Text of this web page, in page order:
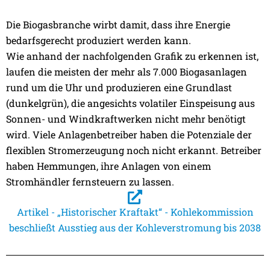
Die Biogasbranche wirbt damit, dass ihre Energie
bedarfsgerecht produziert werden kann.
Wie anhand der nachfolgenden Grafik zu erkennen ist,
laufen die meisten der mehr als 7.000 Biogasanlagen
rund um die Uhr und produzieren eine Grundlast
(dunkelgrün), die angesichts volatiler Einspeisung aus
Sonnen- und Windkraftwerken nicht mehr benötigt
wird. Viele Anlagenbetreiber haben die Potenziale der
flexiblen Stromerzeugung noch nicht erkannt. Betreiber
haben Hemmungen, ihre Anlagen von einem
Stromhändler fernsteuern zu lassen.
Artikel - „Historischer Kraftakt“ - Kohlekommission
beschließt Ausstieg aus der Kohleverstromung bis 2038